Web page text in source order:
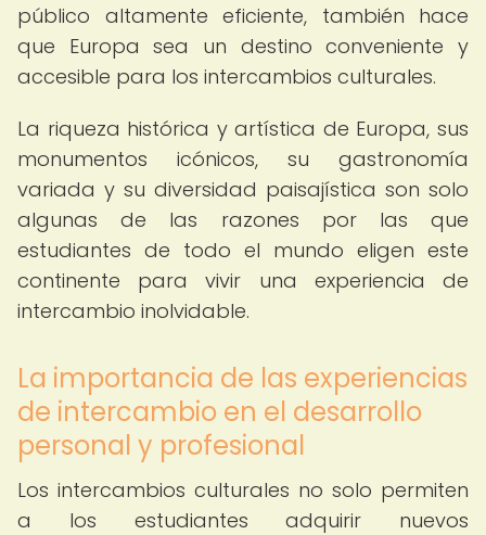
público altamente eficiente, también hace
que Europa sea un destino conveniente y
accesible para los intercambios culturales.
La riqueza histórica y artística de Europa, sus
monumentos icónicos, su gastronomía
variada y su diversidad paisajística son solo
algunas de las razones por las que
estudiantes de todo el mundo eligen este
continente para vivir una experiencia de
intercambio inolvidable.
La importancia de las experiencias
de intercambio en el desarrollo
personal y profesional
Los intercambios culturales no solo permiten
a los estudiantes adquirir nuevos